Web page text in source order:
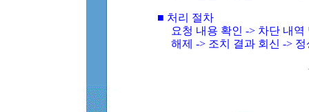
■ 처리 절차
요청 내용 확인 -> 차단 내
해제 -> 조치 결과 회신 ->